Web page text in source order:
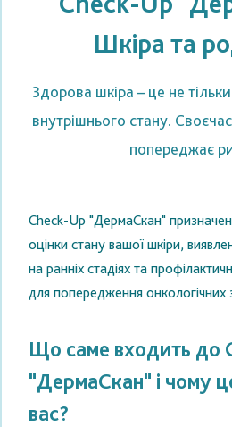
Шкіра та
Здорова шкіра – це не
внутрішнього стану.
попереджає
Check-Up "ДермаСкан"
оцінки стану вашої шкіри,
на ранніх стадіях та
для попередження онкологічних
Що саме входить до
"ДермаСкан" і чому
вас?